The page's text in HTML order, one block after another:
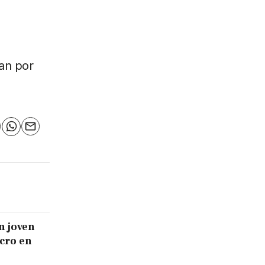
por
WhatsApp
Email
joven
en